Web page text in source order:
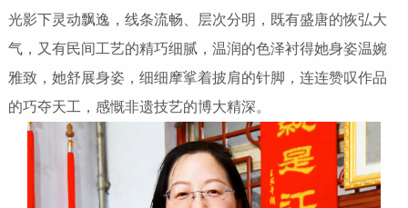
光影下灵动飘逸，线条流畅、层次分明，既有盛唐的恢弘大
气，又有民间工艺的精巧细腻，温润的色泽衬得她身姿温婉
雅致，她舒展身姿，细细摩挲着披肩的针脚，连连赞叹作品
的巧夺天工，感慨非遗技艺的博大精深。